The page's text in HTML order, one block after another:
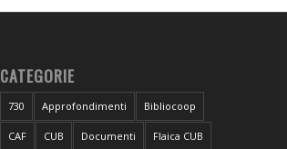
CATEGORIE
730 Approfondimenti Bibliocoop
CAF CUB Documenti Flaica CUB